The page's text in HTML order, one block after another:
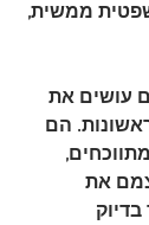
ממשית,
עושים את
הם
את